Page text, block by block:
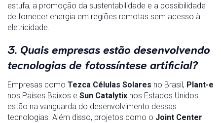
estufa, a promoção da sustentabilidade e a possibilidade
de fornecer energia em regiões remotas sem acesso à
eletricidade.
3. Quais empresas estão desenvolvendo
tecnologias de fotossíntese artificial?
Empresas como Tezca Células Solares no Brasil, Plant-e
nos Países Baixos e Sun Catalytix nos Estados Unidos
estão na vanguarda do desenvolvimento dessas
tecnologias. Além disso, projetos como o Joint Center